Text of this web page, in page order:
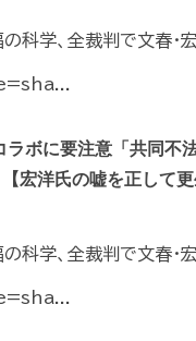
科学、全裁判で文春・
ボに要注意「共同不
宏洋氏の嘘を正して
科学、全裁判で文春・